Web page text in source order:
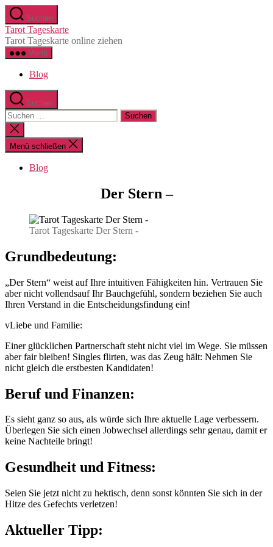
Zum
Inhalt
springen
Suchen
Tarot Tageskarte
Tarot Tageskarte online ziehen
Menü
Blog
Suchen
Suchen
nach:
Suche
schließen
Menü schließen
Blog
Der Stern –
Tarot Tageskarte Der Stern -
Grundbedeutung:
„Der Stern“ weist auf Ihre intuitiven Fähigkeiten hin. Vertrauen Sie
aber nicht vollendsauf Ihr Bauchgefühl, sondern beziehen Sie auch
Ihren Verstand in die Entscheidungsfindung ein!
vLiebe und Familie:
Einer glücklichen Partnerschaft steht nicht viel im Wege. Sie müssen
aber fair bleiben! Singles flirten, was das Zeug hält: Nehmen Sie
nicht gleich die erstbesten Kandidaten!
Beruf und Finanzen:
Es sieht ganz so aus, als würde sich Ihre aktuelle Lage verbessern.
Überlegen Sie sich einen Jobwechsel allerdings sehr genau, damit er
keine Nachteile bringt!
Gesundheit und Fitness:
Seien Sie jetzt nicht zu hektisch, denn sonst könnten Sie sich in der
Hitze des Gefechts verletzen!
Aktueller Tipp: